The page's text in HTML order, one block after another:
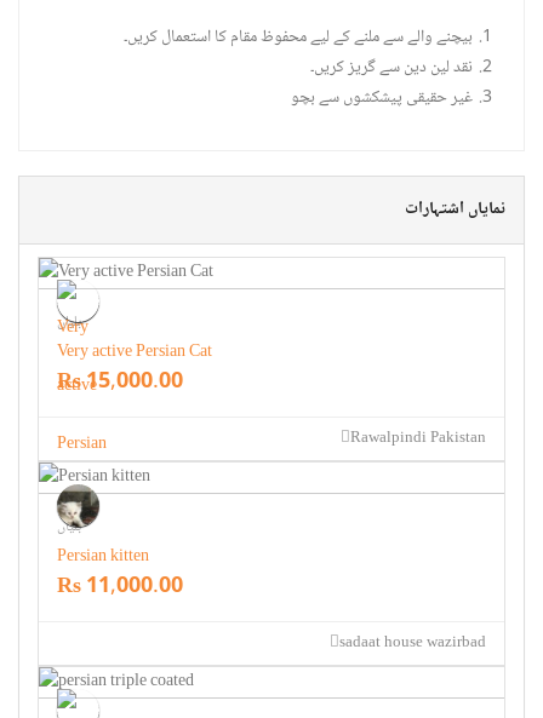
بیچنے والے سے ملنے کے لیے محفوظ مقام کا استعمال کریں۔
نقد لین دین سے گریز کریں۔
غیر حقیقی پیشکشوں سے بچو
نمایاں اشتہارات
بلیاں
Very active Persian Cat
Rs 15,000.00
Rawalpindi Pakistan
بلیاں
Persian kitten
Rs 11,000.00
sadaat house wazirbad